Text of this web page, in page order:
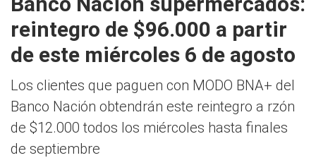
reintegro de $96.000 a partir
de este miércoles 6 de agosto
Los clientes que paguen con MODO BNA+ del
Banco Nación obtendrán este reintegro a rzón
de $12.000 todos los miércoles hasta finales
de septiembre